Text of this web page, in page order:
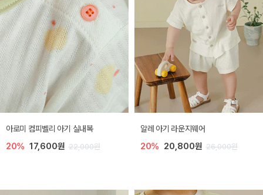
아로미 컴피벨리 아기 실내복
20% 17,600원 22,000원
알레 아기 라운지웨어
20% 20,800원 26,000원